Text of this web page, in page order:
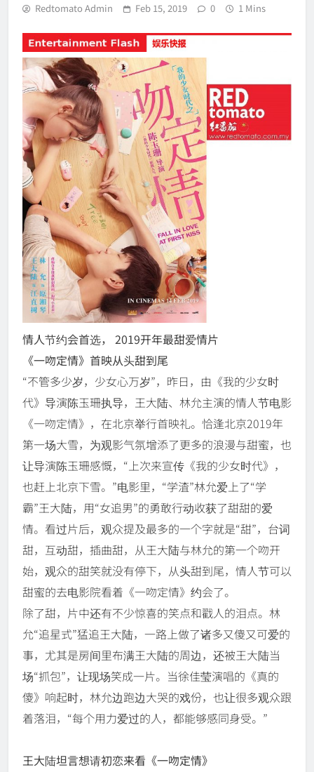
Redtomato Admin Feb 15, 2019 0 1 Mins
情人节约会首选， 2019开年最甜爱情片
《一吻定情》首映从头甜到尾
“不管多少岁，少女心万岁”，昨日，由《我的少女时
代》导演陈玉珊执导，王大陆、林允主演的情人节电影
《一吻定情》，在北京举行首映礼。恰逢北京2019年
第一场大雪，为观影气氛增添了更多的浪漫与甜蜜，也
让导演陈玉珊感慨，“上次来宣传《我的少女时代》，
也赶上北京下雪。”电影里，“学渣”林允爱上了“学
霸”王大陆，用“女追男”的勇敢行动收获了甜甜的爱
情。看过片后，观众提及最多的一个字就是“甜”，台词
甜，互动甜，插曲甜，从王大陆与林允的第一个吻开
始，观众的甜笑就没有停下，从头甜到尾，情人节可以
甜蜜的去电影院看着《一吻定情》约会了。
除了甜，片中还有不少惊喜的笑点和戳人的泪点。林
允“追星式”猛追王大陆，一路上做了诸多又傻又可爱的
事，尤其是房间里布满王大陆的周边，还被王大陆当
场“抓包”，让现场笑成一片。当徐佳莹演唱的《真的
傻》响起时，林允边跑边大哭的戏份，也让很多观众跟
着落泪，“每个用力爱过的人，都能够感同身受。”
王大陆坦言想请初恋来看《一吻定情》